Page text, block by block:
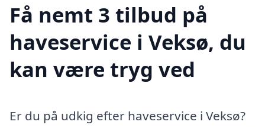
Få nemt 3 tilbud på
haveservice i Veksø, du
kan være tryg ved
Er du på udkig efter haveservice i Veksø?